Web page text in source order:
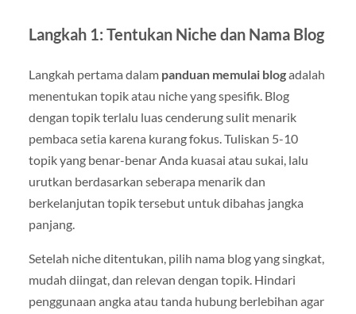
Langkah 1: Tentukan Niche dan Nama Blog
Langkah pertama dalam panduan memulai blogadalah
menentukan topik atau niche yang spesifik. Blog
dengan topik terlalu luas cenderung sulit menarik
pembaca setia karena kurang fokus. Tuliskan 5-10
topik yang benar-benar Anda kuasai atau sukai, lalu
urutkan berdasarkan seberapa menarik dan
berkelanjutan topik tersebut untuk dibahas jangka
panjang.
Setelah niche ditentukan, pilih nama blog yang singkat,
mudah diingat, dan relevan dengan topik. Hindari
penggunaan angka atau tanda hubung berlebihan agar